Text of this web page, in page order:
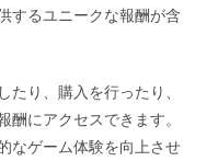
するユニークな報酬が含
り、購入を行ったり、
にアクセスできます。
なゲーム体験を向上させ